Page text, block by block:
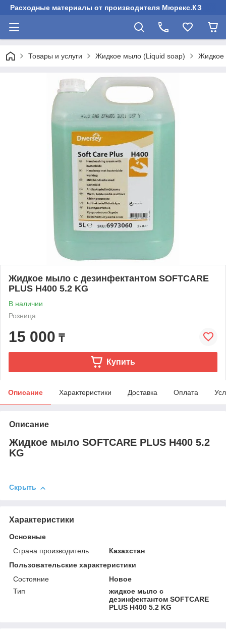
Расходные материалы от производителя Мюрекс.КЗ
Товары и услуги Жидкое мыло (Liquid soap) Жидкое
Жидкое мыло с дезинфектантом SOFTCARE
PLUS H400 5.2 KG
В наличии
Розница
15 000 ₸
Купить
Описание Характеристики Доставка Оплата
Описание
Жидкое мыло SOFTCARE PLUS H400 5.2
KG
Скрыть
Характеристики
Основные
Страна производитель
Казахстан
Пользовательские характеристики
Состояние
Новое
Тип
жидкое мыло с
дезинфектантом SOFTCARE
PLUS H400 5.2 KG